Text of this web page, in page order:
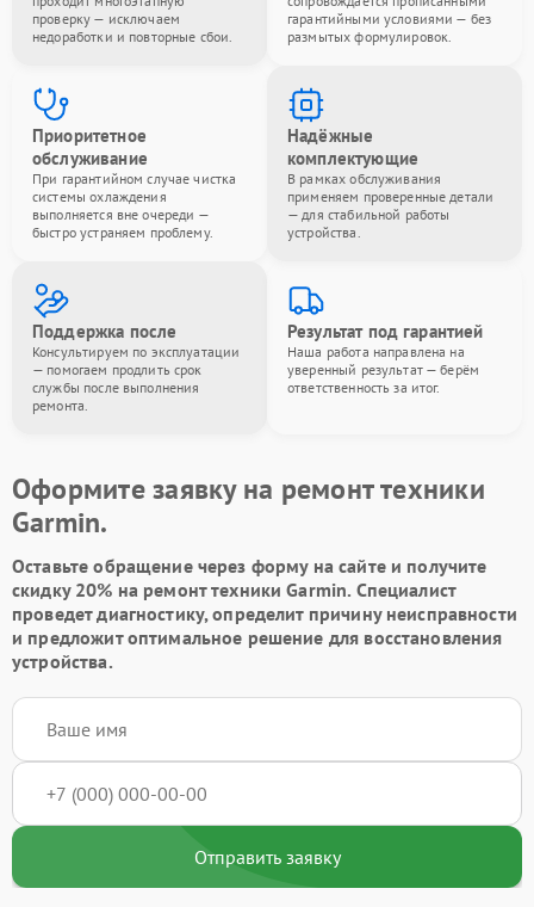
проверку — исключаем
недоработки и повторные сбои.
гарантийными условиями — без
размытых формулировок.
Приоритетное
обслуживание
При гарантийном случае чистка
системы охлаждения
выполняется вне очереди —
быстро устраняем проблему.
Надёжные
комплектующие
В рамках обслуживания
применяем проверенные детали
— для стабильной работы
устройства.
Поддержка после
Консультируем по эксплуатации
— помогаем продлить срок
службы после выполнения
ремонта.
Результат под гарантией
Наша работа направлена на
уверенный результат — берём
ответственность за итог.
Оформите заявку на ремонт техники
Garmin.
Оставьте обращение через форму на сайте и получите
скидку 20% на ремонт техники Garmin. Специалист
проведет диагностику, определит причину неисправности
и предложит оптимальное решение для восстановления
устройства.
Отправить заявку